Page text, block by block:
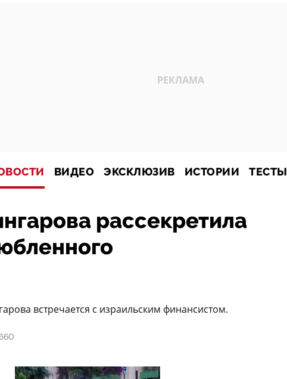
ВИДЕО ЭКСКЛЮЗИВ ИСТОРИИ ТЕСТЫ
рассекретила
встречается с израильским финансистом.